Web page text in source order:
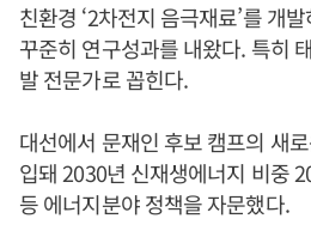
친환경 ‘2차전지 음극재료’를 개
꾸준히 연구성과를 내왔다. 특히
발 전문가로 꼽힌다.
대선에서 문재인 후보 캠프의 새
입돼 2030년 신재생에너지 비중
등 에너지분야 정책을 자문했다.